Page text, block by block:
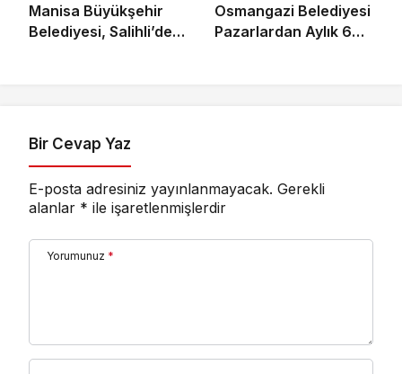
Manisa Büyükşehir
Belediyesi, Salihli’de 4
Osmangazi Belediyesi
Pazarlardan Aylık 600
Bir Cevap Yaz
E-posta adresiniz yayınlanmayacak. Gerekli
alanlar * ile işaretlenmişlerdir
Yorumunuz *